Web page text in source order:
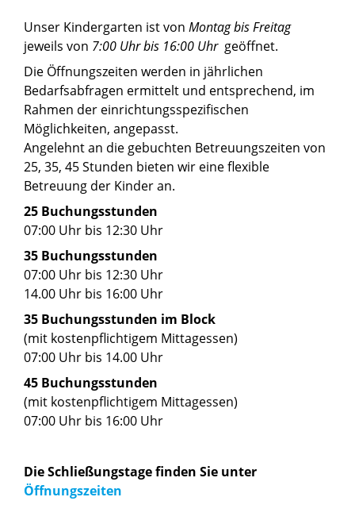
Unser Kindergarten ist von Montag bis Freitag
jeweils von 7:00 Uhr bis 16:00 Uhr geöffnet.
Die Öffnungszeiten werden in jährlichen
Bedarfsabfragen ermittelt und entsprechend, im
Rahmen der einrichtungsspezifischen
Möglichkeiten, angepasst.
Angelehnt an die gebuchten Betreuungszeiten von
25, 35, 45 Stunden bieten wir eine flexible
Betreuung der Kinder an.
25 Buchungsstunden
07:00 Uhr bis 12:30 Uhr
35 Buchungsstunden
07:00 Uhr bis 12:30 Uhr
14.00 Uhr bis 16:00 Uhr
35 Buchungsstunden im Block
(mit kostenpflichtigem Mittagessen)
07:00 Uhr bis 14.00 Uhr
45 Buchungsstunden
(mit kostenpflichtigem Mittagessen)
07:00 Uhr bis 16:00 Uhr
Die Schließungstage finden Sie unter
Öffnungszeiten